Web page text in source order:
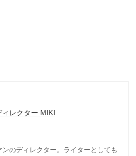
ィレクター MIKI
のディレクター。ライターとしても